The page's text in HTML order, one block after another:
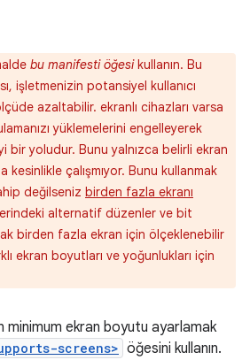
bu manifesti öğesikullanın. Bu
işletmenizin potansiyel kullanıcı
azaltabilir. ekranlı cihazları varsa
yüklemelerini engelleyerek
bir yoludur. Bunu yalnızca belirli ekran
kesinlikle çalışmıyor. Bunu kullanmak
değilseniz birden fazla ekranı
alternatif düzenler ve bit
birden fazla ekran için ölçeklenebilir
ekran boyutları ve yoğunlukları için
minimum ekran boyutu ayarlamak
screens> öğesini kullanın.